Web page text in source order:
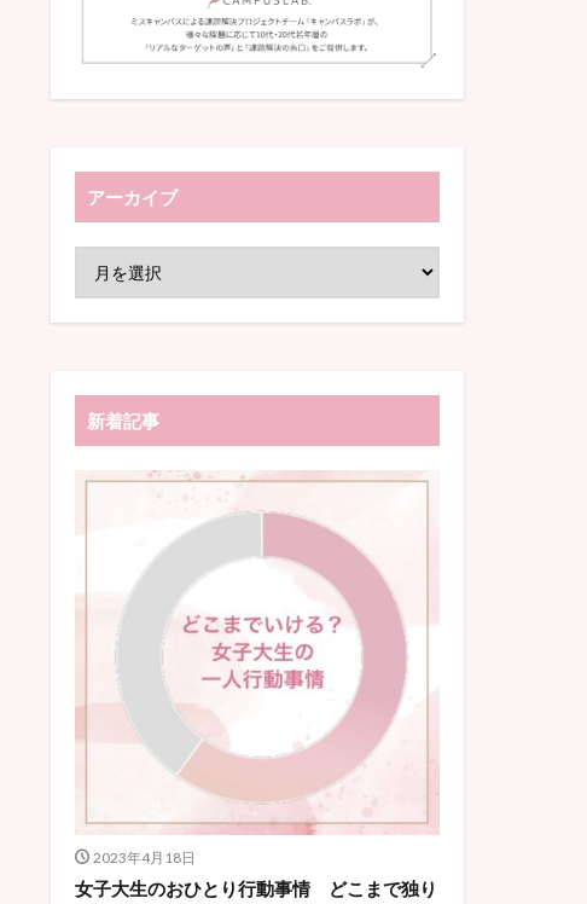
アーカイブ
新着記事
2023年4月18日
女子大生のおひとり行動事情 どこまで独り